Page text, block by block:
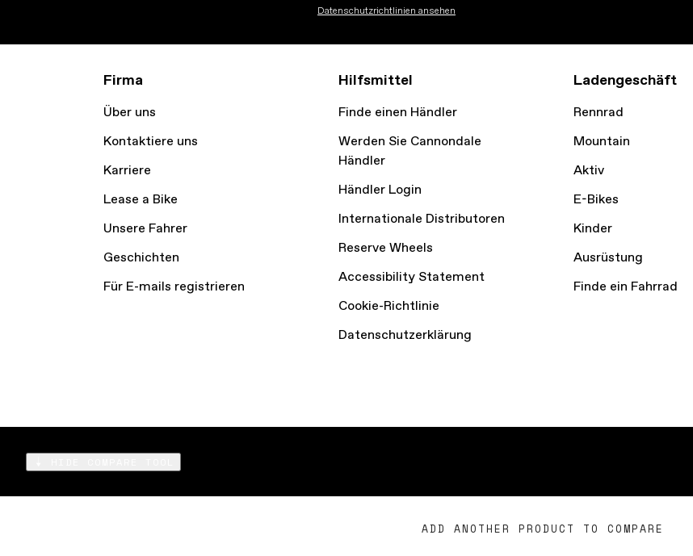
Compare
Products
ADD ANOTHER PRODUCT TO COMPARE
Datenschutzrichtlinien ansehen
Firma
Über uns
Kontaktiere uns
Karriere
Lease a Bike
Unsere Fahrer
Geschichten
Für E-mails registrieren
Hilfsmittel
Finde einen Händler
Werden Sie Cannondale
Händler
Händler Login
Internationale Distributoren
Reserve Wheels
Accessibility Statement
Cookie-Richtlinie
Datenschutzerklärung
Ladengeschäft
Rennrad
Mountain
Aktiv
E-Bikes
Kinder
Ausrüstung
Finde ein Fahrrad